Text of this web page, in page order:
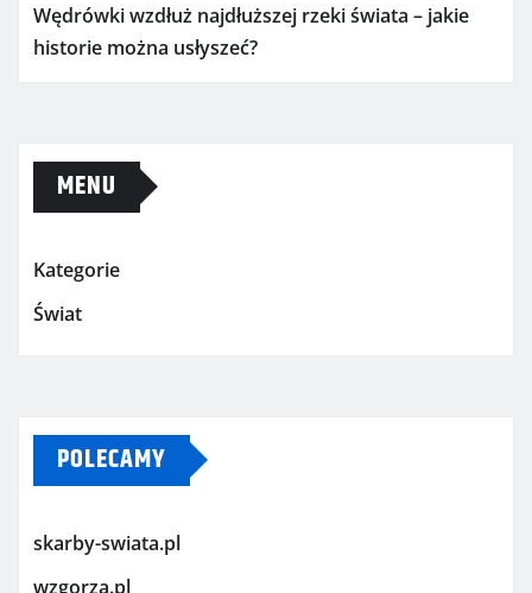
Wędrówki wzdłuż najdłuższej rzeki świata – jakie
historie można usłyszeć?
MENU
Kategorie
Świat
POLECAMY
skarby-swiata.pl
wzgorza.pl